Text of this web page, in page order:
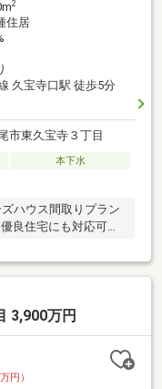
2
住居
久宝寺口駅 徒歩5分
市東久宝寺３丁目
本下水
ハウス間取りプラン
良住宅にも対応可能
3,900万円
円）